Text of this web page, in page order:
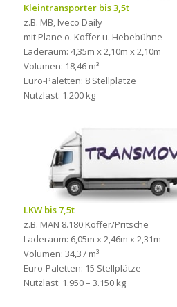
Kleintransporter bis 3,5t
z.B. MB, Iveco Daily
mit Plane o. Koffer u. Hebebühne
Laderaum: 4,35m x 2,10m x 2,10m
Volumen: 18,46 m³
Euro-Paletten: 8 Stellplätze
Nutzlast: 1.200 kg
LKW bis 7,5t
z.B. MAN 8.180 Koffer/Pritsche
Laderaum: 6,05m x 2,46m x 2,31m
Volumen: 34,37 m³
Euro-Paletten: 15 Stellplätze
Nutzlast: 1.950 – 3.150 kg